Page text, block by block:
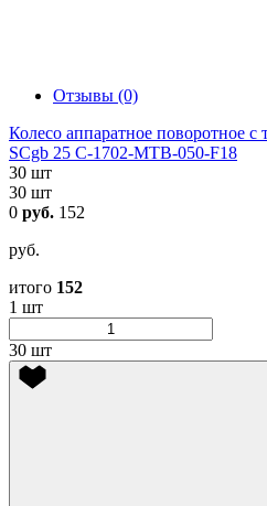
Отзывы (0)
Колесо аппаратное поворотное
SCgb 25 C-1702-MTB-050-F18
30 шт
30 шт
0 руб. 152
руб.
итого 152
1 шт
30 шт